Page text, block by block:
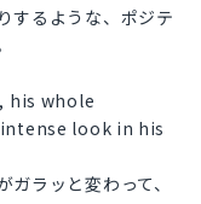
するような、ポジテ
his whole
look in his
ラッと変わって、